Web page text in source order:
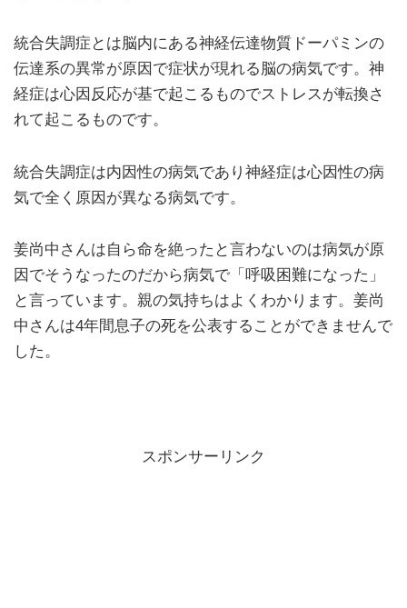
統合失調症とは脳内にある神経伝達物質ドーパミンの
伝達系の異常が原因で症状が現れる脳の病気です。神
経症は心因反応が基で起こるものでストレスが転換さ
れて起こるものです。
統合失調症は内因性の病気であり神経症は心因性の病
気で全く原因が異なる病気です。
姜尚中さんは自ら命を絶ったと言わないのは病気が原
因でそうなったのだから病気で「呼吸困難になった」
と言っています。親の気持ちはよくわかります。姜尚
中さんは4年間息子の死を公表することができませんで
した。
スポンサーリンク